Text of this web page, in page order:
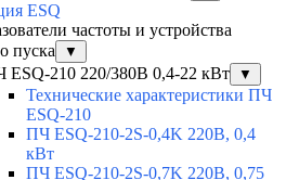
ESQ
частоты и устройства
пуска
▼
ESQ-210 220/380В 0,4-22 кВт ▼
Технические характеристики ПЧ
ESQ-210
ПЧ ESQ-210-2S-0,4K 220В, 0,4
кВт
ПЧ ESQ-210-2S-0,7K 220В, 0,75